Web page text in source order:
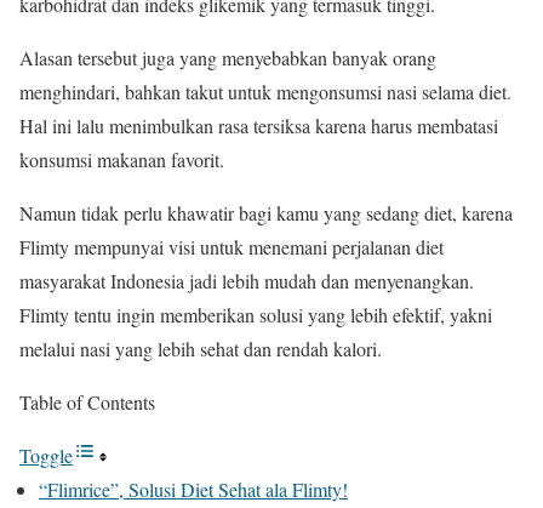
Alasan tersebut juga yang menyebabkan banyak orang
menghindari, bahkan takut untuk mengonsumsi nasi selama diet.
Hal ini lalu menimbulkan rasa tersiksa karena harus membatasi
konsumsi makanan favorit.
Namun tidak perlu khawatir bagi kamu yang sedang diet, karena
Flimty mempunyai visi untuk menemani perjalanan diet
masyarakat Indonesia jadi lebih mudah dan menyenangkan.
Flimty tentu ingin memberikan solusi yang lebih efektif, yakni
melalui nasi yang lebih sehat dan rendah kalori.
Table of Contents
Toggle
“Flimrice”, Solusi Diet Sehat ala Flimty!